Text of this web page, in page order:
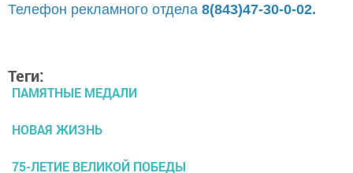
Телефон рекламного отдела 8(843)47-30-0-02.
Теги:
ПАМЯТНЫЕ МЕДАЛИ
НОВАЯ ЖИЗНЬ
75-ЛЕТИЕ ВЕЛИКОЙ ПОБЕДЫ